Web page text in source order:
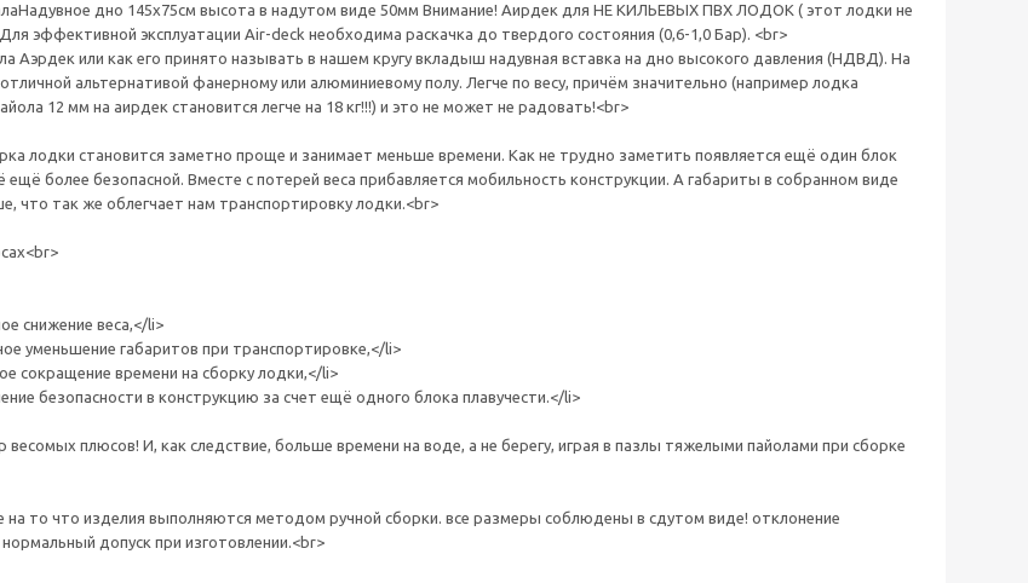
дно 145х75см высота в надутом виде 50мм Внимание! Аирдек для НЕ КИЛЬЕВЫХ ПВХ ЛОДОК ( этот лодки не
эффективной эксплуатации Air-deck необходима раскачка до твердого состояния (0,6-1,0 Бар). <br>
Аэрдек или как его принято называть в нашем кругу вкладыш надувная вставка на дно высокого давления (НДВД). На
альтернативой фанерному или алюминиевому полу. Легче по весу, причём значительно (например лодка
12 мм на аирдек становится легче на 18 кг!!!) и это не может не радовать!<br>
лодки становится заметно проще и занимает меньше времени. Как не трудно заметить появляется ещё один блок
ещё более безопасной. Вместе с потерей веса прибавляется мобильность конструкции. А габариты в собранном виде
что так же облегчает нам транспортировку лодки.<br>
снижение веса,</li>
уменьшение габаритов при транспортировке,</li>
сокращение времени на сборку лодки,</li>
безопасности в конструкцию за счет ещё одного блока плавучести.</li>
плюсов! И, как следствие, больше времени на воде, а не берегу, играя в пазлы тяжелыми пайолами при сборке
то что изделия выполняются методом ручной сборки. все размеры соблюдены в сдутом виде! отклонение
допуск при изготовлении.<br>